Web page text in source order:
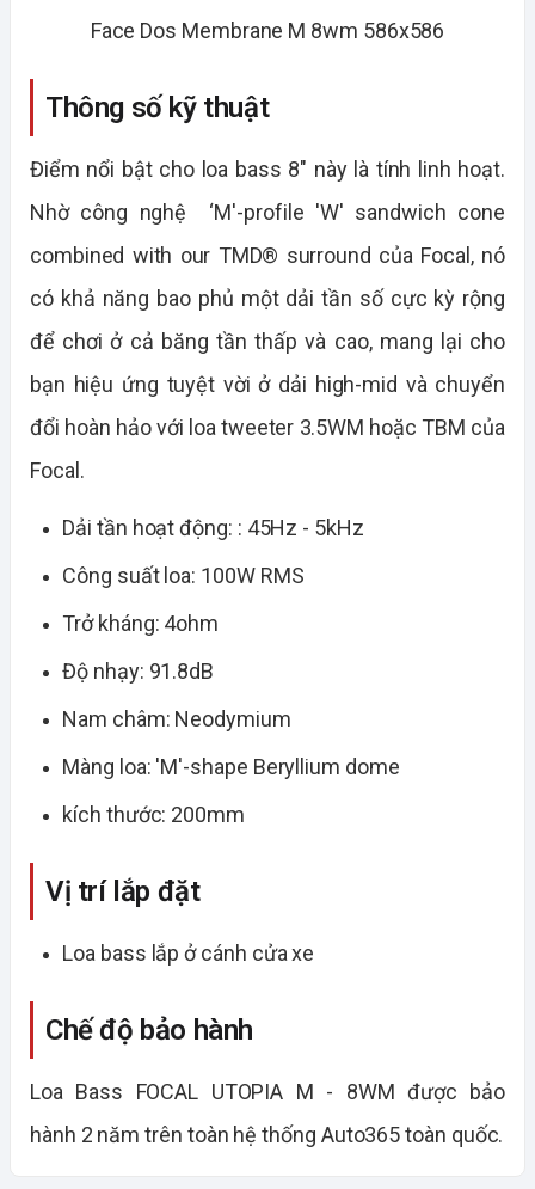
Thông số kỹ thuật
Điểm nổi bật cho loa bass 8" này là tính linh hoạt.
Nhờ công nghệ ‘M'-profile 'W' sandwich cone
combined with our TMD® surround của Focal, nó
có khả năng bao phủ một dải tần số cực kỳ rộng
để chơi ở cả băng tần thấp và cao, mang lại cho
bạn hiệu ứng tuyệt vời ở dải high-mid và chuyển
đổi hoàn hảo với loa tweeter 3.5WM hoặc TBM của
Focal.
Dải tần hoạt động: : 45Hz - 5kHz
Công suất loa: 100W RMS
Trở kháng: 4ohm
Độ nhạy: 91.8dB
Nam châm: Neodymium
Màng loa: 'M'-shape Beryllium dome
kích thước: 200mm
Vị trí lắp đặt
Loa bass lắp ở cánh cửa xe
Chế độ bảo hành
Loa Bass FOCAL UTOPIA M - 8WM được bảo
hành 2 năm trên toàn hệ thống Auto365 toàn quốc.